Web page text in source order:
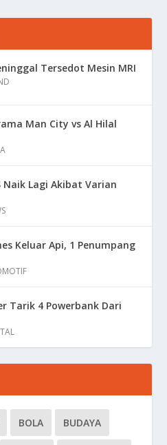
Tersedot Mesin MRI
Man City vs Al Hilal
Naik Lagi Akibat Varian
Keluar Api, 1 Penumpang
Tarik 4 Powerbank Dari
BOLA BUDAYA